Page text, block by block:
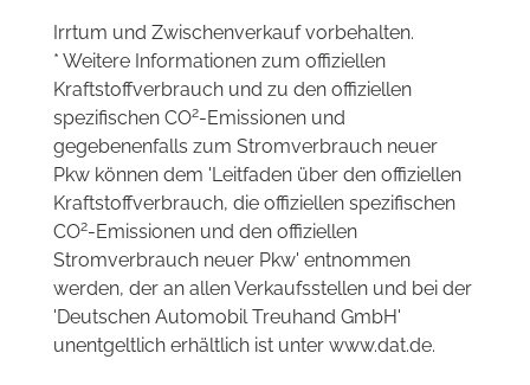
Irrtum und Zwischenverkauf vorbehalten.
* Weitere Informationen zum offiziellen
Kraftstoffverbrauch und zu den offiziellen
spezifischen CO2-Emissionen und
gegebenenfalls zum Stromverbrauch neuer
Pkw können dem 'Leitfaden über den offiziellen
Kraftstoffverbrauch, die offiziellen spezifischen
CO2-Emissionen und den offiziellen
Stromverbrauch neuer Pkw' entnommen
werden, der an allen Verkaufsstellen und bei der
'Deutschen Automobil Treuhand GmbH'
unentgeltlich erhältlich ist unter www.dat.de.